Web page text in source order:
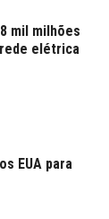
mil milhões
elétrica
EUA para